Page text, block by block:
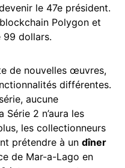
le 47e président.
Polygon et
dollars.
de nouvelles œuvres,
différentes.
aucune
Série 2 n’aura les
les collectionneurs
prétendre à un dîner
de Mar-a-Lago en